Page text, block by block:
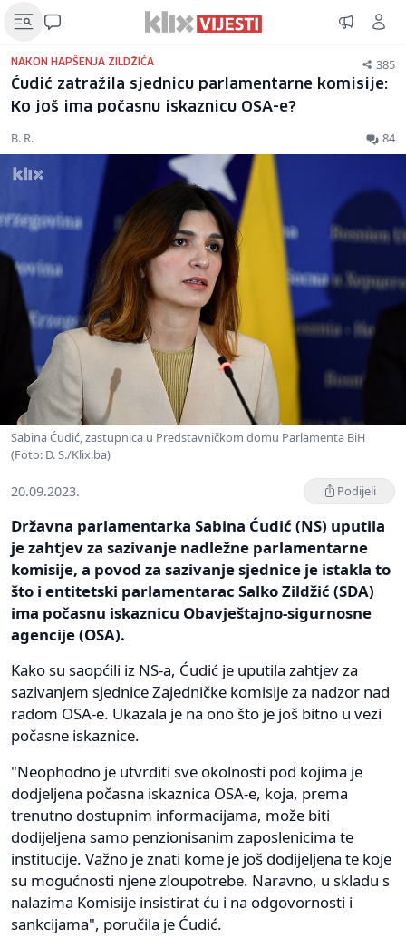
NAKON HAPŠENJA ZILDŽIĆA 385
Ćudić zatražila sjednicu parlamentarne komisije:
Ko još ima počasnu iskaznicu OSA-e?
B. R. 84
Sabina Ćudić, zastupnica u Predstavničkom domu Parlamenta BiH
(Foto: D. S./Klix.ba)
20.09.2023. Podijeli
Državna parlamentarka Sabina Ćudić (NS) uputila
je zahtjev za sazivanje nadležne parlamentarne
komisije, a povod za sazivanje sjednice je istakla to
što i entitetski parlamentarac Salko Zildžić (SDA)
ima počasnu iskaznicu Obavještajno-sigurnosne
agencije (OSA).
Kako su saopćili iz NS-a, Ćudić je uputila zahtjev za
sazivanjem sjednice Zajedničke komisije za nadzor nad
radom OSA-e. Ukazala je na ono što je još bitno u vezi
počasne iskaznice.
"Neophodno je utvrditi sve okolnosti pod kojima je
dodjeljena počasna iskaznica OSA-e, koja, prema
trenutno dostupnim informacijama, može biti
dodijeljena samo penzionisanim zaposlenicima te
institucije. Važno je znati kome je još dodijeljena te koje
su mogućnosti njene zloupotrebe. Naravno, u skladu s
nalazima Komisije insistirat ću i na odgovornosti i
sankcijama", poručila je Ćudić.